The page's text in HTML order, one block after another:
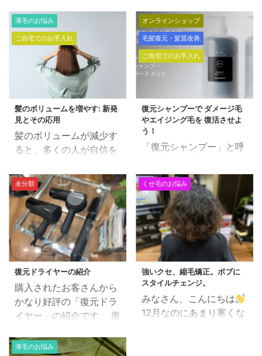
薄毛のお悩み
ご自宅でのお手入れ
髪のボリュームを増やす: 新発
見とその応用
髪のボリュームが減少す
ると、多くの人が自信を
不安を感じたりします。
しかし、なぜ髪は薄くな
るのでしょうか？実は、
遺伝、年齢、生活習慣な
ど、多くの原因が関係し
ています。 この記事で
は、髪のボリュームを増
やすための新しい科学的
発見と、 それらを日常生
活や専門的な治療にどの
ように応用できるかを紹
長の基礎知識 新発見：髪
オンラインショップ
毛髪復元・髪質改善
ご自宅でのお手入れ
復元シャンプーで ダメージ毛
やエイジング毛を 復活させよ
う！
「復元シャンプー」と呼
プー＆トリートメント」
の紹介です。 一年以上、
自分も使用しています
し、沢山のお客さんにも
ご愛用いただいているヘ
アケア剤です。 復元シャ
ンプーは40歳以上で「ペ
タンコ毛に悩んでいる
方」の為のシャンプーで
す。 こんなお悩みの方に
は効果絶大！ 髪の毛が薄
未分類
復元ドライヤーの紹介
購入されたお客さんから
かなり好評の「復元ドラ
イヤー」の紹介です。 復
におすすめです。 髪の毛
くせ毛のお悩み
強いクセ、縮毛矯正。ボブに
スタイルチェンジ。
みなさん、こんにちは
12月なのにあまり寒くな
薄毛のお悩み